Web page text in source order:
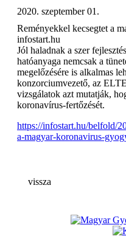
2020. szeptember 01.
Reményekkel kecsegtet a
infostart.hu
Jól haladnak a szer
hatóanyaga nemcsak a
megelőzésére is alkalmas
konzorciumvezető, az
vizsgálatok azt mutatják,
koronavírus-fertőzését.
https://infostart.hu/belfold/
a-magyar-koronavirus-
vissza